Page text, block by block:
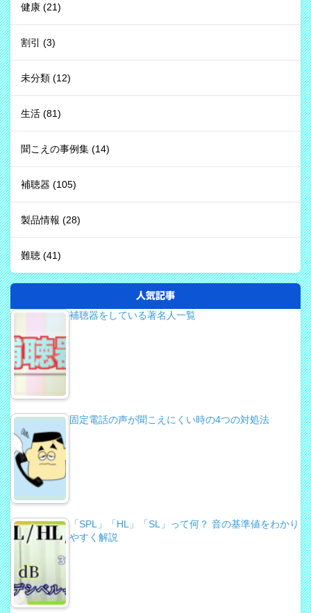
健康 (21)
割引 (3)
未分類 (12)
生活 (81)
聞こえの事例集 (14)
補聴器 (105)
製品情報 (28)
難聴 (41)
人気記事
補聴器をしている著名人一覧
固定電話の声が聞こえにくい時の4つの対処法
「SPL」「HL」「SL」って何？ 音の基準値をわかり
やすく解説